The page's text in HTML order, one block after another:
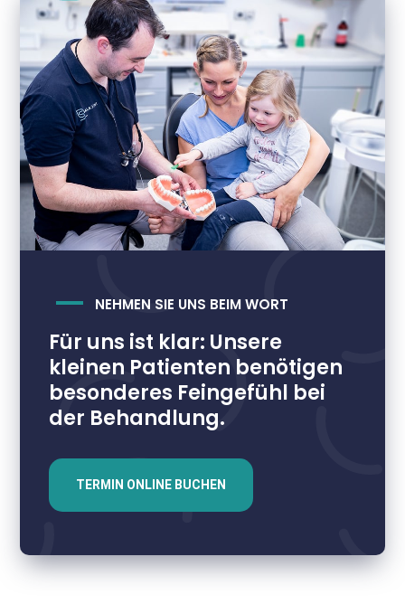
NEHMEN SIE UNS BEIM WORT
Für uns ist klar: Unsere
kleinen Patienten benötigen
besonderes Feingefühl bei
der Behandlung.
TERMIN ONLINE BUCHEN